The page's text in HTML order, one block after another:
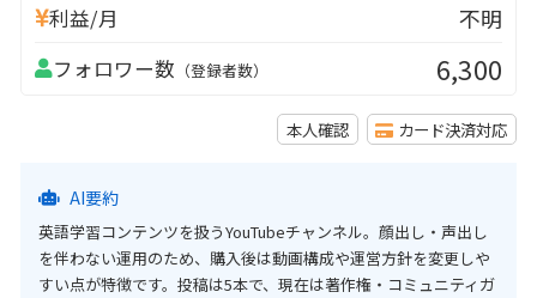
利益/月 不明
フォロワー数 （登録者数） 6,300
本人確認 カード決済対応
AI要約
英語学習コンテンツを扱うYouTubeチャンネル。顔出し・声出し
を伴わない運用のため、購入後は動画構成や運営方針を変更しや
すい点が特徴です。投稿は5本で、現在は著作権・コミュニティガ